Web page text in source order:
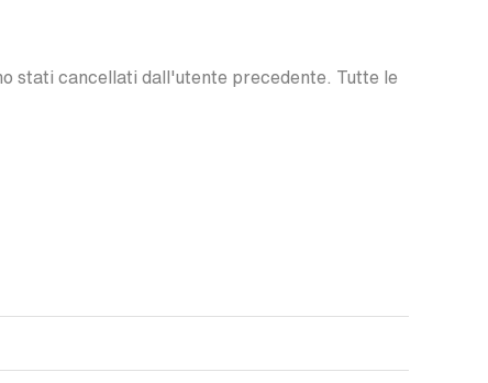
stati cancellati dall'utente precedente. Tutte le